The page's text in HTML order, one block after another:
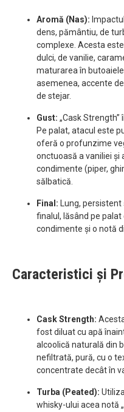
Aromă (Nas):
dens, pământiu, de
complexe. Acesta
dulci, de vanilie,
maturarea în
asemenea, accente
de stejar.
Gust: „Cask
Pe palat, atacul este
oferă o profunzime
onctuoasă a vaniliei și
condimente (piper,
sălbatică.
Final: Lung,
finalul, lăsând pe
condimente și o notă
Caracteristici și
Cask Strength:
fost diluat cu apă
alcoolică naturală din
nefiltrată, pură, cu o
concentrate decât în
Turba (Peated):
whisky-ului acea notă